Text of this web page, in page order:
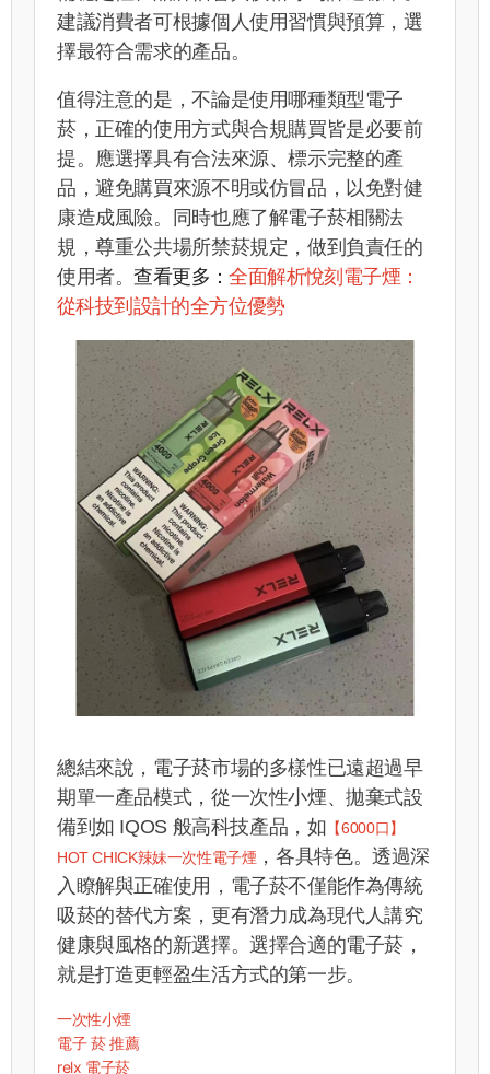
建議消費者可根據個人使用習慣與預算，選
擇最符合需求的產品。
值得注意的是，不論是使用哪種類型電子
菸，正確的使用方式與合規購買皆是必要前
提。應選擇具有合法來源、標示完整的產
品，避免購買來源不明或仿冒品，以免對健
康造成風險。同時也應了解電子菸相關法
規，尊重公共場所禁菸規定，做到負責任的
使用者。查看更多：全面解析悅刻電子煙：
從科技到設計的全方位優勢
總結來說，電子菸市場的多樣性已遠超過早
期單一產品模式，從一次性小煙、拋棄式設
備到如 IQOS 般高科技產品， 如 【6000口】
HOT CHICK辣妹一次性電子煙 ，各具特色。透過深
入瞭解與正確使用，電子菸不僅能作為傳統
吸菸的替代方案，更有潛力成為現代人講究
健康與風格的新選擇。選擇合適的電子菸，
就是打造更輕盈生活方式的第一步。
一次性小煙
電子 菸 推薦
relx 電子菸